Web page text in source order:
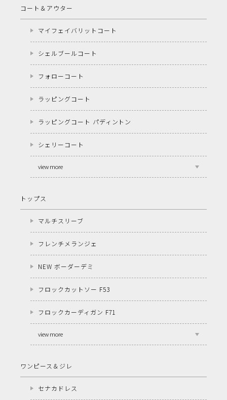
コート＆アウター
マイフェイバリットコート
シェルブールコート
フォローコート
ラッピングコート
ラッピングコート パディントン
シェリーコート
view more
トップス
マルチスリーブ
フレンチメランジェ
NEW ボーダーデミ
フロックカットソー F53
フロックカーディガン F71
view more
ワンピース＆ジレ
セナカドレス